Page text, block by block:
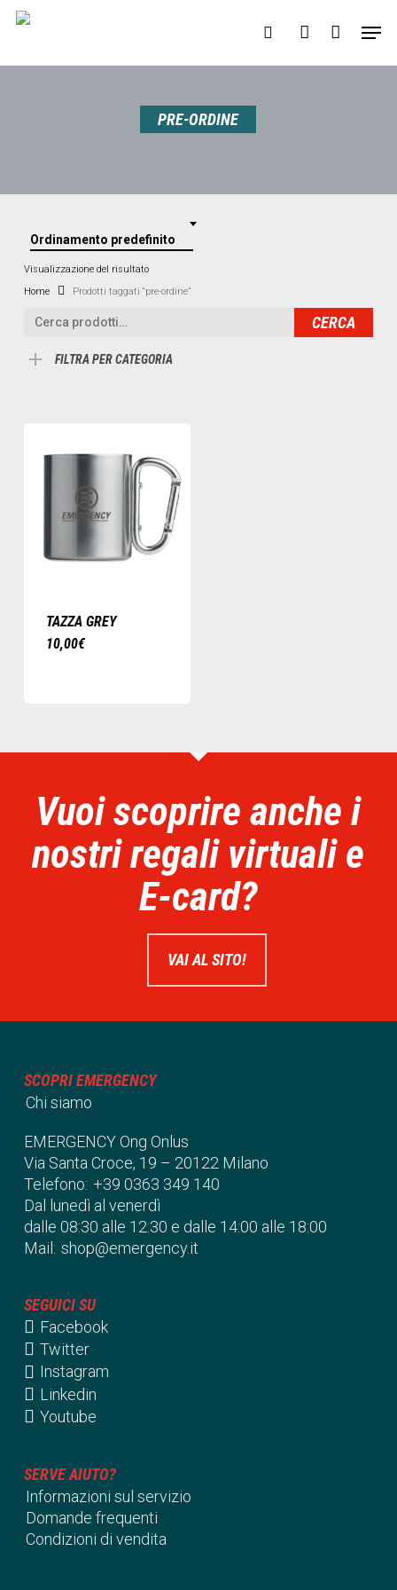
Skip
search account
PRE-ORDINE
Ordinamento predefinito
Visualizzazione del risultato
Home
Prodotti taggati “pre-ordine”
Cerca: CERCA
FILTRA PER CATEGORIA
TAZZA GREY
10,00€
Vuoi scoprire anche i
nostri regali virtuali e
E-card?
VAI AL SITO!
SCOPRI EMERGENCY
Chi siamo
EMERGENCY Ong Onlus
Via Santa Croce, 19 – 20122 Milano
Telefono: +39 0363 349 140
Dal lunedì al venerdì
dalle 08:30 alle 12:30 e dalle 14:00 alle 18:00
Mail: shop@emergency.it
SEGUICI SU
Facebook
Twitter
Instagram
Linkedin
Youtube
SERVE AIUTO?
Informazioni sul servizio
Domande frequenti
Condizioni di vendita